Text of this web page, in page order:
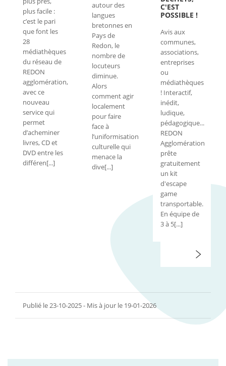
plus facile :
c’est le pari
que font les
28
médiathèques
du réseau de
REDON
agglomération,
avec ce
nouveau
service qui
permet
d’acheminer
livres, CD et
DVD entre les
différen[...]
autour des
langues
bretonnes en
Pays de
Redon, le
nombre de
locuteurs
diminue.
Alors
comment agir
localement
pour faire
face à
l’uniformisation
culturelle qui
menace la
dive[...]
C'EST
POSSIBLE !
Avis aux
communes,
associations,
entreprises
ou
médiathèques
! Interactif,
inédit,
ludique,
pédagogique...
REDON
Agglomération
prête
gratuitement
un kit
d'escape
game
transportable.
En équipe de
3 à 5[...]
Publié le 23-10-2025 - Mis à jour le 19-01-2026